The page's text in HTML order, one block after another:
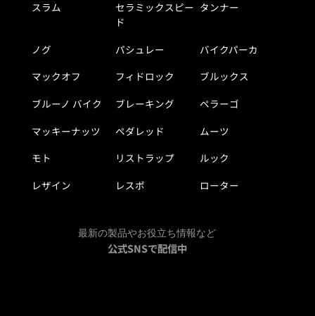
スラム
セラミックスピー
ド
タンナー
ノグ パシュレー
バイクパーカ
マックオフ
フィドロック
ブルックス
ブルーノ バイク
ブレーキング
ペラーゴ
マッキーナッツ
ペダレッド
ムーツ
モト
リストラップ
ルック
レザイン
レスポ ローター
最新の製品やお役立ち情報など
公式SNSで配信中